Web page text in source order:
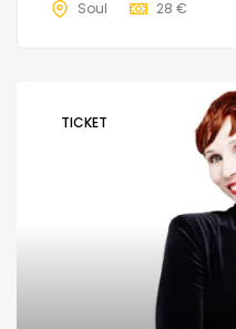
Soul
28 €
TICKET